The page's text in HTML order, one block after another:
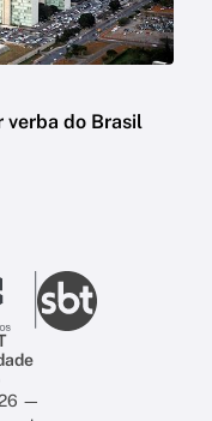
verba do Brasil
—